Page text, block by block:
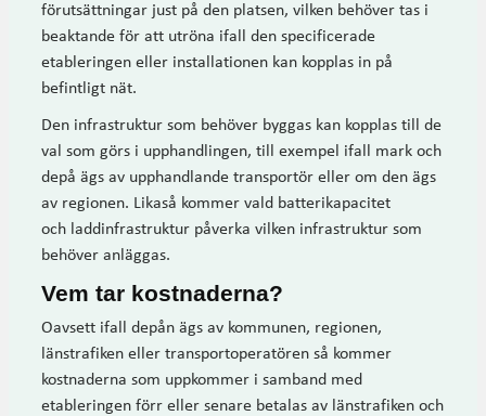
förutsättningar just på den platsen, vilken behöver tas i
beaktande för att utröna ifall den specificerade
etableringen eller installationen kan kopplas in på
befintligt nät.
Den infrastruktur som behöver byggas kan kopplas till de
val som görs i upphandlingen, till exempel ifall mark och
depå ägs av upphandlande transportör eller om den ägs
av regionen. Likaså kommer vald batterikapacitet
och laddinfrastruktur påverka vilken infrastruktur som
behöver anläggas.
Vem tar kostnaderna?
Oavsett ifall depån ägs av kommunen, regionen,
länstrafiken eller transportoperatören så kommer
kostnaderna som uppkommer i samband med
etableringen förr eller senare betalas av länstrafiken och